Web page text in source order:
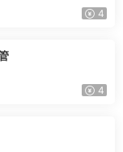
4
4